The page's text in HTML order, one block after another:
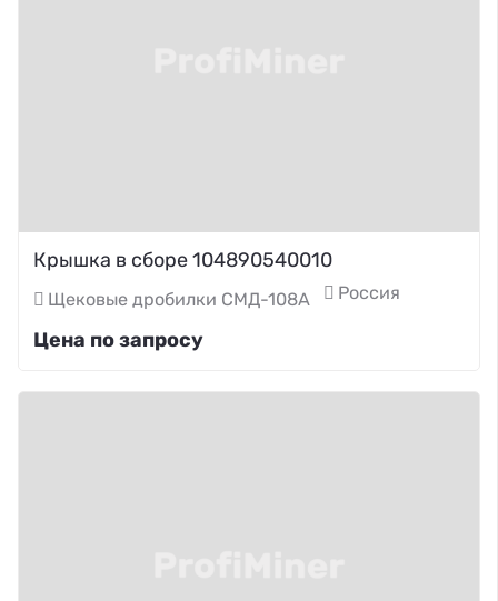
Крышка в сборе 104890540010
Щековые дробилки СМД-108А Россия
Цена по запросу